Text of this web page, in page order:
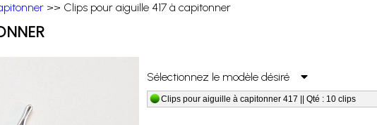
>> Clips pour aiguille 417 à capitonner
Sélectionnez le modèle désiré
Clips pour aiguille à capitonner 417 || Qté : 10 clips